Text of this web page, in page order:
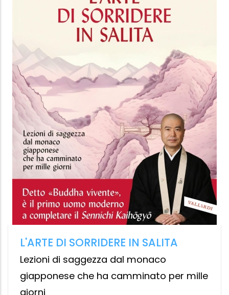
VATICANO ZERO DAY
Luigi Ricci
Lindau
19.99 €